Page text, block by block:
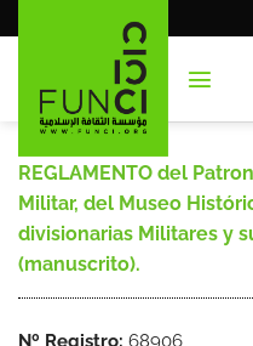
al
REGLAMENTO del
Militar, del Museo
divisionarias Militares y
(manuscrito).
Nº Registro: 68906